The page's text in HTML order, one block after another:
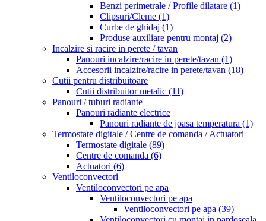
Benzi perimetrale / Profile dilatare (1)
Clipsuri/Cleme (1)
Curbe de ghidaj (1)
Produse auxiliare pentru montaj (2)
Incalzire si racire in perete / tavan
Panouri incalzire/racire in perete/tavan (1)
Accesorii incalzire/racire in perete/tavan (18)
Cutii pentru distribuitoare
Cutii distribuitor metalic (11)
Panouri / tuburi radiante
Panouri radiante electrice
Panouri radiante de joasa temperatura (1)
Termostate digitale / Centre de comanda / Actuatori
Termostate digitale (89)
Centre de comanda (6)
Actuatori (6)
Ventiloconvectori
Ventiloconvectori pe apa
Ventiloconvectori pe apa
Ventiloconvectori pe apa (39)